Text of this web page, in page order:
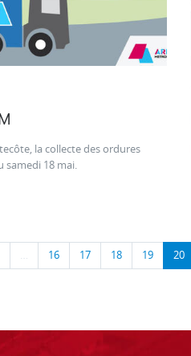
la collecte des ordures
samedi 18 mai.
… 16 17 18 19 20